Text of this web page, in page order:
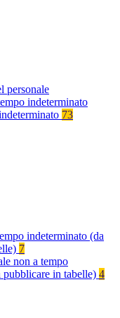
personale
indeterminato
73
indeterminato (da
7
non a tempo
pubblicare in tabelle) 4